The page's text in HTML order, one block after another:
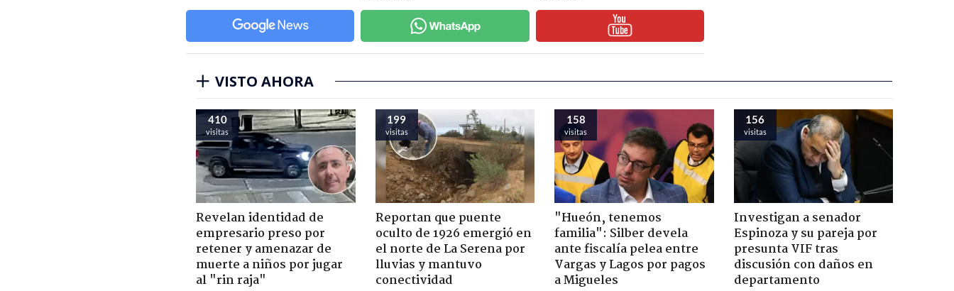
VISTO AHORA
410
visitas
Revelan identidad de
empresario preso por
retener y amenazar de
muerte a niños por jugar
al "rin raja"
199
visitas
Reportan que puente
oculto de 1926 emergió en
el norte de La Serena por
lluvias y mantuvo
conectividad
158
visitas
"Hueón, tenemos
familia": Silber devela
ante fiscalía pelea entre
Vargas y Lagos por pagos
a Migueles
156
visitas
Investigan a senador
Espinoza y su pareja por
presunta VIF tras
discusión con daños en
departamento